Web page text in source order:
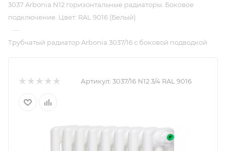
3037 Arbonia N12 горизонтальные радиаторы. Боковое
подключение. Цвет: RAL 9016 (Белый)
—
Трубчатый радиатор Arbonia 3037/16 с боковой подводкой
Артикул: 3037/16 N12 3/4 RAL 9016